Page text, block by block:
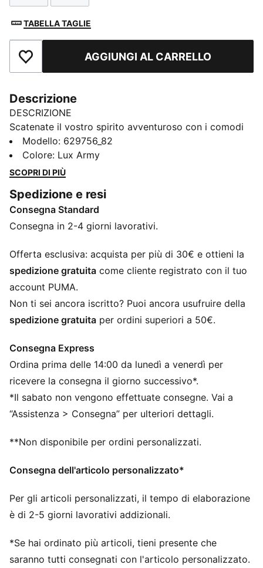
TABELLA TAGLIE
Aggiungi ai PreferitiAGGIUNGI AL CARRELLO
Descrizione
DESCRIZIONE
Scatenate il vostro spirito avventuroso con i comodi
pantaloni cargo in tessuto di PUMA. Dotati di elastico
in vita, tasche cargo e coulisse personalizzabili, questi
pantaloni uniscono funzionalità e un look elegante.
CARATTERISTICHE + VANTAGGI
Realizzato al 100% in materiale riciclato, escluse
finiture e decorazioni
Vestibilità comoda
Tessuto a maglia piana
Lunghezza regolare
Loghi PUMA
Modello: 629756_82
Colore: Lux Army
SCOPRI DI PIÙ
Spedizione e resi
Consegna Standard
Consegna in 2-4 giorni lavorativi.
Offerta esclusiva: acquista per più di 30€ e ottieni la
spedizione gratuita come cliente registrato con il tuo
account PUMA.
Non ti sei ancora iscritto? Puoi ancora usufruire della
spedizione gratuita per ordini superiori a 50€.
Consegna Express
Ordina prima delle 14:00 da lunedì a venerdì per
ricevere la consegna il giorno successivo*.
*Il sabato non vengono effettuate consegne. Vai a
“Assistenza > Consegna” per ulteriori dettagli.
**Non disponibile per ordini personalizzati.
Consegna dell'articolo personalizzato*
Per gli articoli personalizzati, il tempo di elaborazione
è di 2-5 giorni lavorativi addizionali.
*Se hai ordinato più articoli, tieni presente che
saranno tutti consegnati con l'articolo personalizzato.